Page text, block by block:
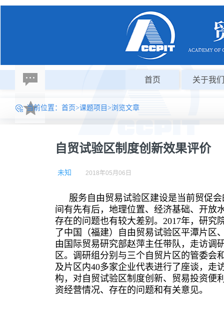
首页 关于我们
当前位置： 首页>课题项目 >浏览文章
自贸试验区制度创新效果评价
未知 2018年05月06日
服务自由贸易试验区建设是当前贸促
间有先有后，地理位置、经济基础、开放
存在的问题也有较大差别。2017年，研究
了中国（福建）自由贸易试验区平潭片
由国际贸易研究部赵萍主任带队，走访调
区。调研组分别与三个自贸片区的管委会
及片区内40多家企业代表进行了座谈，走
构，对自贸试验区制度创新、贸易投资便
资经营情况、存在的问题和有关意见。